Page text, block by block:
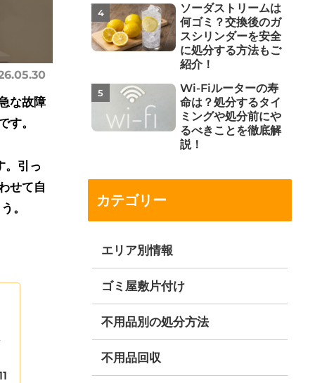
な故障
す。
。引っ
せて自
。
ソーダストリームは
何ゴミ？交換後のガ
スシリンダーを安全
に処分する方法もご
紹介！
Wi-Fiルーターの寿
命は？処分するタイ
ミングや処分前にや
るべきことを徹底解
説！
カテゴリー
エリア別情報
ゴミ屋敷片付け
不用品別の処分方法
不用品回収